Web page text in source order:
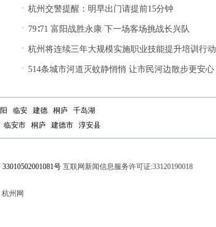
· 杭州交警提醒：明早出门请提前15分钟
· 79∶71 富阳战胜永康 下一场客场挑战长兴队
· 杭州将连续三年大规模实施职业技能提升培训行动
· 514条城市河道灭蚊静悄悄 让市民河边散步更安心
临安 建德 桐庐
千岛湖
临安市 桐庐 建德市 淳安县
号 互联网新闻信息服务许可证:33120190018
州网